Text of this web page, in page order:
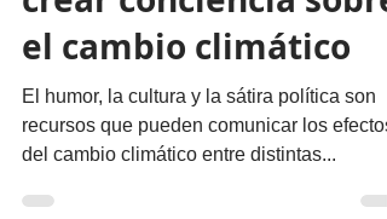
El humor ayuda a
crear conciencia sobre
el cambio climático